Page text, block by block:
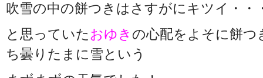
吹雪の中の餅つきはさすがにキツイ・・
と思っていた おゆき の心配をよそに餅つ
ち曇りたまに雪という